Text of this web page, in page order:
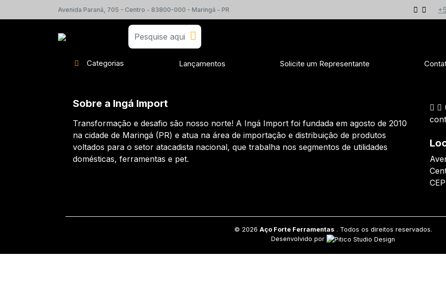
Avenida Paraná, 705 - Centro - 83800-000 - Maringá - PR
Categorias Lançamentos Solicite um Representante
Sobre a Ingá Import
Transformação e desafio são nosso norte! A Ingá Import foi fundada em agosto de 2010
na cidade de Maringá (PR) e atua na área de importação e distribuição de produtos
voltados para o setor atacadista nacional, que trabalha nos segmentos de utilidades
domésticas, ferramentas e pet.
© 2026 Aço Forte Ferramentas . Todos os direitos reservados.
Desenvolvido por